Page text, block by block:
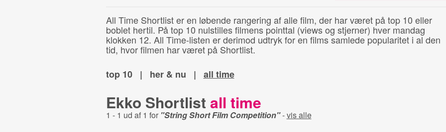
All Time Shortlist er en løbende rangering af alle film, der har været på top 10 eller
boblet hertil. På top 10 nulstilles filmens pointtal (views og stjerner) hver mandag
klokken 12. All Time-listen er derimod udtryk for en films samlede popularitet i al den
tid, hvor filmen har været på Shortlist.
top 10
| her & nu | all time
Ekko Shortlist all time
1 - 1 ud af 1 for "String Short Film Competition"-vis alle